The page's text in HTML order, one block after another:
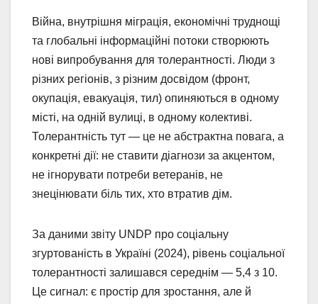
Війна, внутрішня міграція, економічні труднощі
та глобальні інформаційні потоки створюють
нові випробування для толерантності. Люди з
різних регіонів, з різним досвідом (фронт,
окупація, евакуація, тил) опиняються в одному
місті, на одній вулиці, в одному колективі.
Толерантність тут — це не абстрактна повага, а
конкретні дії: не ставити діагнози за акцентом,
не ігнорувати потреби ветеранів, не
знецінювати біль тих, хто втратив дім.
За даними звіту UNDP про соціальну
згуртованість в Україні (2024), рівень соціальної
толерантності залишався середнім — 5,4 з 10.
Це сигнал: є простір для зростання, але й